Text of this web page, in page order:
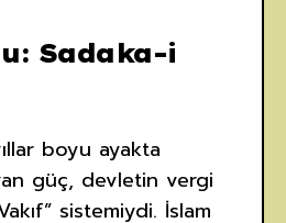
Sadaka-i
boyu ayakta
güç, devletin vergi
sistemiydi. İslam